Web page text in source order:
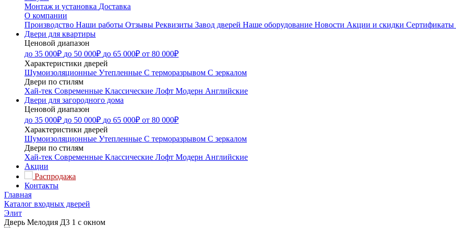
Монтаж и установка Доставка
О компании
Производство Наши работы Отзывы Реквизиты Завод дверей Наше оборудование Новости Акции и скидки Сертификаты
Двери для квартиры
Ценовой диапазон
до 35 000₽ до 50 000₽ до 65 000₽ от 80 000₽
Характеристики дверей
Шумоизоляционные Утепленные С терморазрывом С зеркалом
Двери по стилям
Хай-тек Современные Классические Лофт Модерн Английские
Двери для загородного дома
Ценовой диапазон
до 35 000₽ до 50 000₽ до 65 000₽ от 80 000₽
Характеристики дверей
Шумоизоляционные Утепленные С терморазрывом С зеркалом
Двери по стилям
Хай-тек Современные Классические Лофт Модерн Английские
Акции
Распродажа
Контакты
Главная
Каталог входных дверей
Элит
Дверь Мелодия Д3 1 с окном